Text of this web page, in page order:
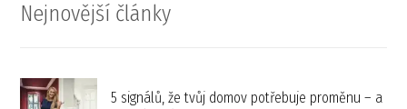
Nejnovější články
5 signálů, že tvůj domov potřebuje proměnu – a